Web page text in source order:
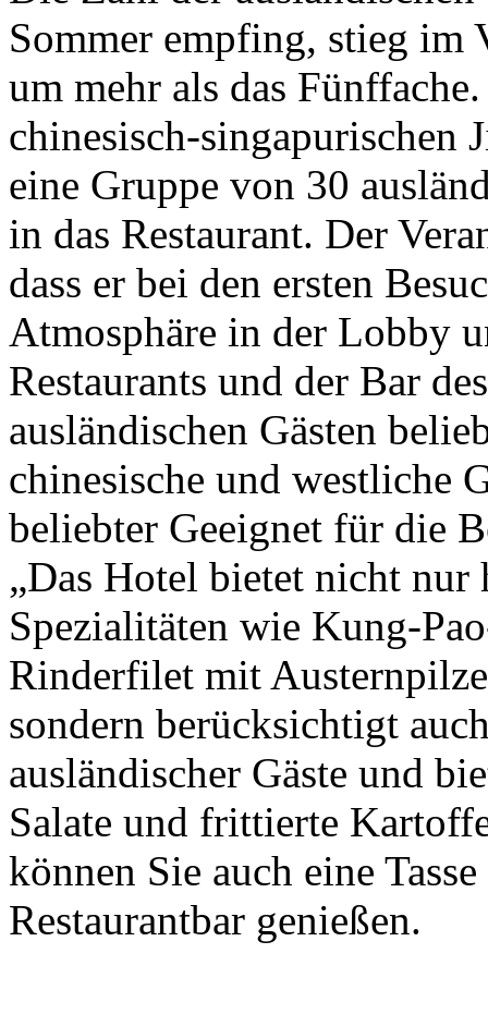
Sommer empfing, stieg im
um mehr als das
chinesisch-singapurischen
eine Gruppe von 30
in das Restaurant. Der
dass er bei den ersten
Atmosphäre in der Lobby
Restaurants und der Bar
ausländischen Gästen
chinesische und westliche
beliebter Geeignet für die
„Das Hotel bietet nicht nur
Spezialitäten wie Kung-
Rinderfilet mit
sondern berücksichtigt
ausländischer Gäste und
Salate und frittierte
können Sie auch eine
Restaurantbar genießen.